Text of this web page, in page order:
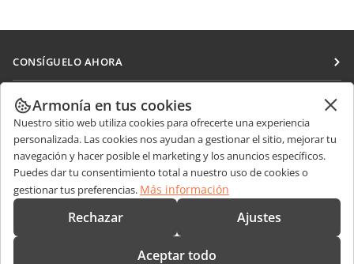
CONSÍGUELO AHORA
Docs
DocSpace
Workspace
Conectores
Aplicaciones de escritorio
Aplicaciones móviles
COLABORAR
Para colaboradores
Para traductores
Para influencers
Vacantes
RECIBIR NOTICIAS
Blog
OBTENER AYUDA
Foro
CONTÁCTENOS
Preguntas de ventas
sales@onlyoffice.com
Armonía en tus cookies
Nuestro sitio web utiliza cookies para ofrecerte una experiencia
personalizada. Las cookies nos ayudan a gestionar el sitio, mejorar tu
navegación y hacer posible el marketing y los anuncios específicos.
Puedes dar tu consentimiento total a nuestro uso de cookies o
gestionar tus preferencias. Más información
Rechazar Ajustes
Aceptar todo